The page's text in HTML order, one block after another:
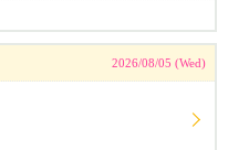
2026/08/05 (Wed)